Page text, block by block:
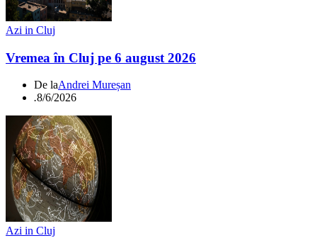
Azi in Cluj
Vremea în Cluj pe 6 august 2026
De laAndrei Mureșan
.8/6/2026
Azi in Cluj